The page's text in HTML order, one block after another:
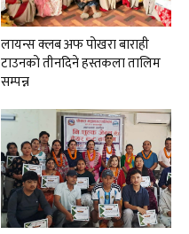
लायन्स क्लब अफ पोखरा बाराही
टाउनको तीनदिने हस्तकला तालिम
सम्पन्न